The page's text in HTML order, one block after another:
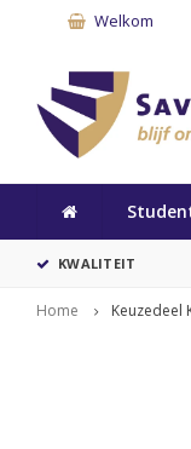
Welkom
KWALITEIT
Home Keuzedeel